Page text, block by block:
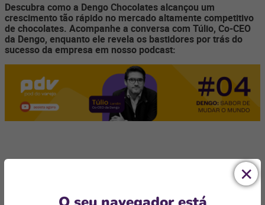
Descubra como a Dengo Chocolates alcançou um
crescimento tão rápido no mercado altamente competitivo
de chocolates. Acompanhe a conversa com Túlio, Co-CEO
da Dengo, enquanto ele revela os bastidores por trás do
sucesso da empresa em nosso podcast: